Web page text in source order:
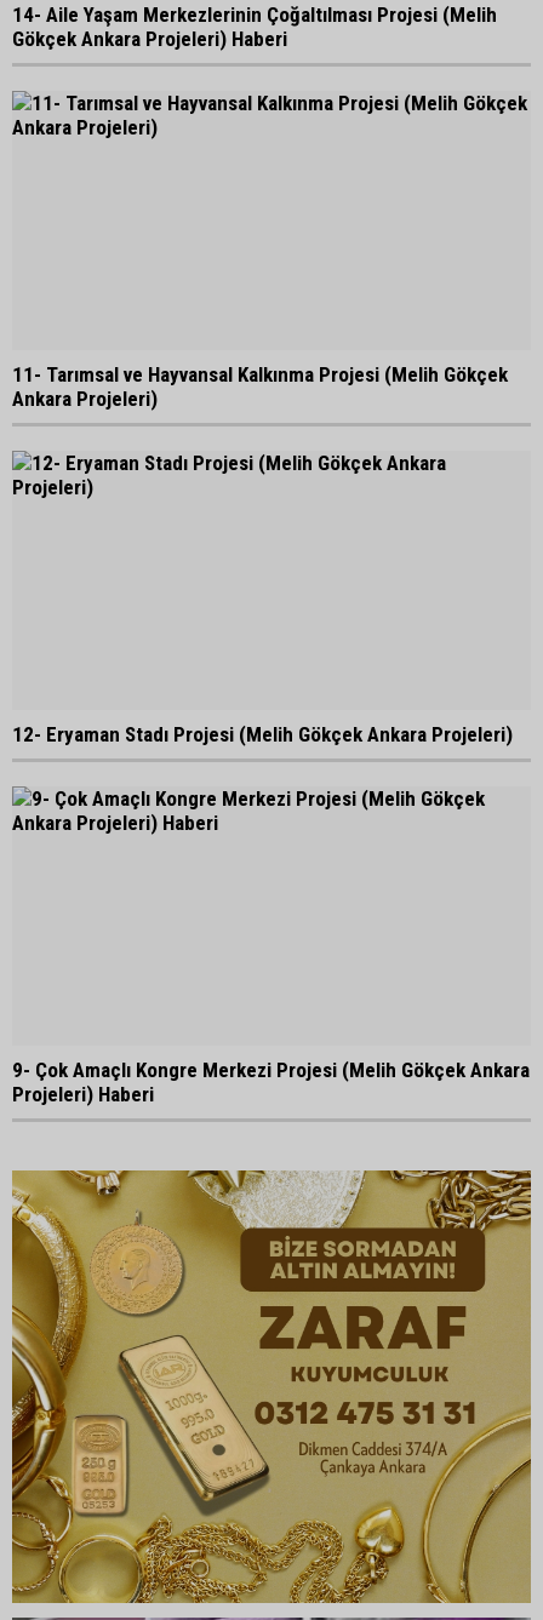
14- Aile Yaşam Merkezlerinin Çoğaltılması Projesi (Melih
Gökçek Ankara Projeleri) Haberi
11- Tarımsal ve Hayvansal Kalkınma Projesi (Melih Gökçek
Ankara Projeleri)
12- Eryaman Stadı Projesi (Melih Gökçek Ankara Projeleri)
9- Çok Amaçlı Kongre Merkezi Projesi (Melih Gökçek Ankara
Projeleri) Haberi